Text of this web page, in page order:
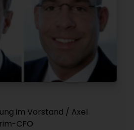
im Vorstand / Axel
CFO